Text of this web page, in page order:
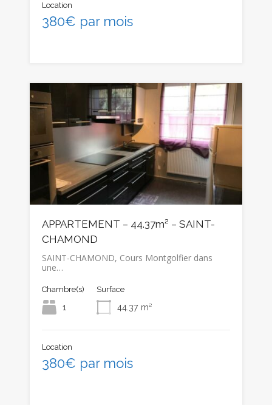
Location
380€ par mois
APPARTEMENT – 44.37m² – SAINT-
CHAMOND
SAINT-CHAMOND, Cours Montgolfier dans
une…
Chambre(s)
1
Surface
44.37 m²
Location
380€ par mois